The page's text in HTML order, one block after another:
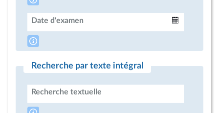
Date d'examen
Recherche par texte intégral
Recherche textuelle